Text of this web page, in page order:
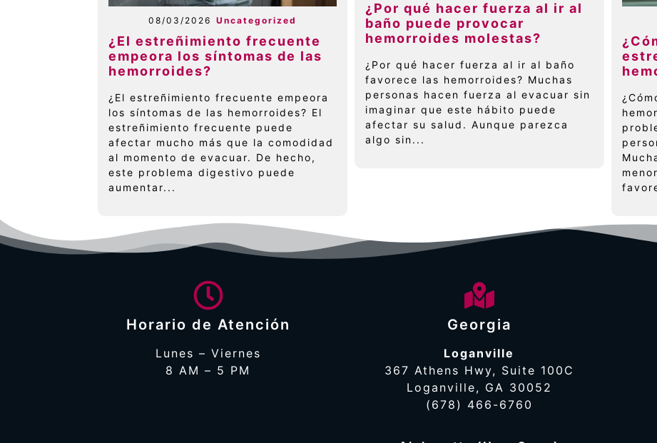
08/03/2026 Uncategorized
¿El estreñimiento frecuente
empeora los síntomas de las
hemorroides?
¿El estreñimiento frecuente empeora
los síntomas de las hemorroides? El
estreñimiento frecuente puede
afectar mucho más que la comodidad
al momento de evacuar. De hecho,
este problema digestivo puede
aumentar...
¿Por qué hacer fuerza al ir al
baño puede provocar
hemorroides molestas?
¿Por qué hacer fuerza al ir al baño
favorece las hemorroides? Muchas
personas hacen fuerza al evacuar sin
imaginar que este hábito puede
afectar su salud. Aunque parezca
algo sin...
Horario de Atención
Lunes – Viernes
8 AM – 5 PM
Georgia
Loganville
367 Athens Hwy, Suite 100C
Loganville, GA 30052
(678) 466-6760